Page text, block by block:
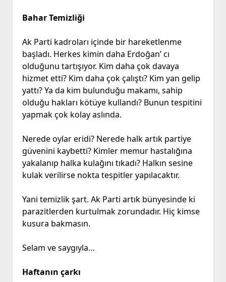
Bahar Temizliği
Ak Parti kadroları içinde bir hareketlenme
başladı. Herkes kimin daha Erdoğan’ cı
olduğunu tartışıyor. Kim daha çok davaya
hizmet etti? Kim daha çok çalıştı? Kim yan gelip
yattı? Ya da kim bulunduğu makamı, sahip
olduğu hakları kötüye kullandı? Bunun tespitini
yapmak çok kolay aslında.
Nerede oylar eridi? Nerede halk artık partiye
güvenini kaybetti? Kimler memur hastalığına
yakalanıp halka kulağını tıkadı? Halkın sesine
kulak verilirse nokta tespitler yapılacaktır.
Yani temizlik şart. Ak Parti artık bünyesinde ki
parazitlerden kurtulmak zorundadır. Hiç kimse
kusura bakmasın.
Selam ve saygıyla…
Haftanın çarkı